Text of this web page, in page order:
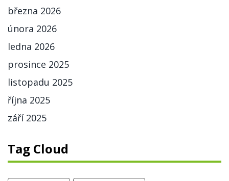
března 2026
února 2026
ledna 2026
prosince 2025
listopadu 2025
října 2025
září 2025
Tag Cloud